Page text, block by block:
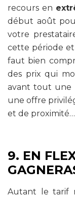
recours en
début août
votre
cette période et
faut bien
des prix qui
avant tout une
une offre
et de
9. EN
Autant le tarif